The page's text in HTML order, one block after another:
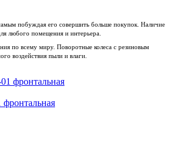
побуждая его совершить больше покупок. Наличие
любого помещения и интерьера.
по всему миру. Поворотные колеса с резиновым
воздействия пыли и влаги.